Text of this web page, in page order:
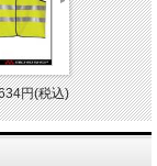
円(税込)